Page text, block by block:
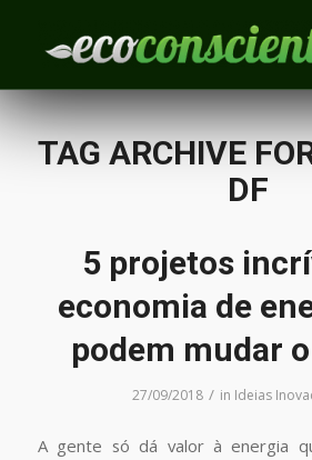
TAG ARCHIVE
DF
5 projetos
economia de
podem mudar
27/09/2018 / in Ideias
A gente só dá valor à energia